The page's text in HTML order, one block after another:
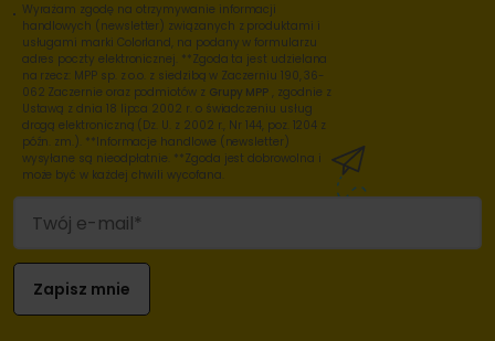
Wyrażam zgodę na otrzymywanie informacji
handlowych (newsletter) związanych z produktami i
usługami marki Colorland, na podany w formularzu
adres poczty elektronicznej. **Zgoda ta jest udzielana
na rzecz: MPP sp. z o.o. z siedzibą w Zaczerniu 190, 36-
062 Zaczernie oraz podmiotów z Grupy MPP , zgodnie z
Ustawą z dnia 18 lipca 2002 r. o świadczeniu usług
drogą elektroniczną (Dz. U. z 2002 r., Nr 144, poz. 1204 z
późn. zm.). **Informacje handlowe (newsletter)
wysyłane są nieodpłatnie. **Zgoda jest dobrowolna i
może być w każdej chwili wycofana.